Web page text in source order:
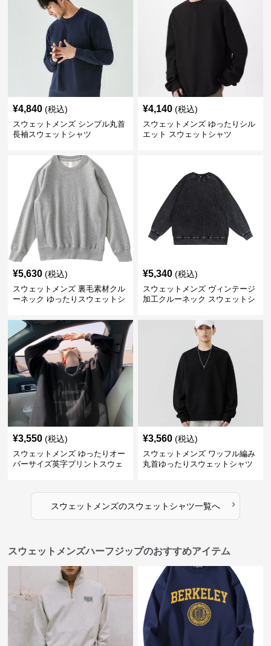
¥4,840 (税込)
スウェットメンズ シンプル丸首
長袖スウェットシャツ
¥4,140 (税込)
スウェットメンズ ゆったりシル
エット スウェットシャツ
¥5,630 (税込)
スウェットメンズ 裏毛素材クル
ーネック ゆったりスウェットシ
¥5,340 (税込)
スウェットメンズ ヴィンテージ
加工クルーネック スウェットシ
¥3,550 (税込)
スウェットメンズ ゆったりオー
バーサイズ英字プリントスウェ
¥3,560 (税込)
スウェットメンズ ワッフル編み
丸首ゆったりスウェットシャツ
スウェットメンズのスウェットシャツ一覧へ ›
スウェットメンズハーフジップのおすすめアイテム